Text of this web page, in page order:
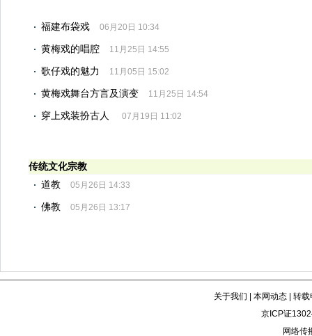
福建布袋戏 06月20日 10:34
黄梅戏的唱腔 11月25日 14:55
歌仔戏的魅力 11月05日 15:02
黄梅戏舞台方言及演变 11月25日 14:54
穿上戏装扮古人 07月19日 11:02
传统文化宗教
道教
05月26日 14:33
佛教 05月26日 13:17
关于我们 本网动态
转载
京ICP证
网络传